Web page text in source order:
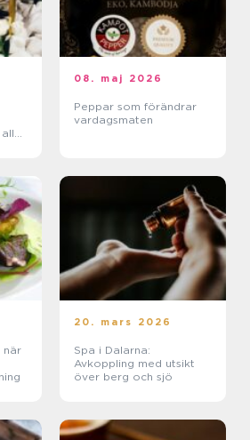
08. maj 2026
Peppar som förändrar
vardagsmaten
20. mars 2026
Spa i Dalarna:
Avkoppling med utsikt
över berg och sjö